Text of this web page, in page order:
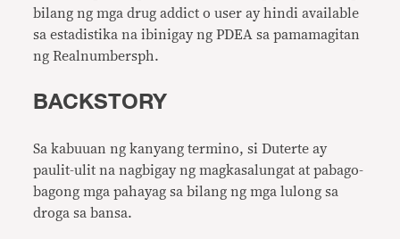
bilang ng mga drug addict o user ay hindi available
sa estadistika na ibinigay ng PDEA sa pamamagitan
ng Realnumbersph.
BACKSTORY
Sa kabuuan ng kanyang termino, si Duterte ay
paulit-ulit na nagbigay ng magkasalungat at pabago-
bagong mga pahayag sa bilang ng mga lulong sa
droga sa bansa.